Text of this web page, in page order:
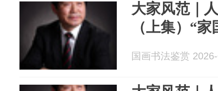
大家风范｜
（上集）“
国画书法鉴赏